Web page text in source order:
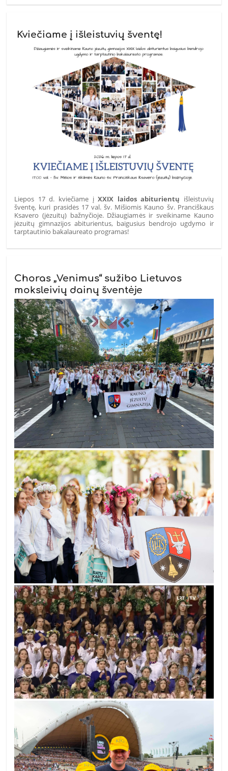
Kviečiame į išleistuvių šventę!
Liepos 17 d. kviečiame įXXIX laidos abiturientų išleistuvių
šventę, kuri prasidės 17 val. šv. Mišiomis Kauno šv. Pranciškaus
Ksavero (jėzuitų) bažnyčioje. Džiaugiamės ir sveikiname Kauno
jėzuitų gimnazijos abiturientus, baigusius bendrojo ugdymo ir
tarptautinio bakalaureato programas!
Choras „Venimus“ sužibo Lietuvos
moksleivių dainų šventėje